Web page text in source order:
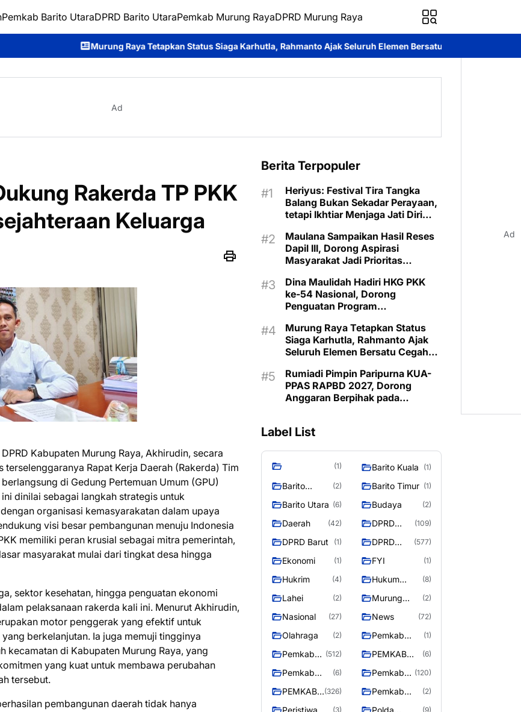
Pemkab Barito UtaraDPRD Barito UtaraPemkab Murung RayaDPRD Murung Raya
Raya Tetapkan Status Siaga Karhutla, Rahmanto Ajak Seluruh Elemen Bersatu Cegah Bencana Perkuat Sinergi dan
Ad
Rakerda TP PKK
Keluarga
Kabupaten Murung Raya, Akhirudin, secara
Rapat Kerja Daerah (Rakerda) Tim
di Gedung Pertemuan Umum (GPU)
dinilai sebagai langkah strategis untuk
organisasi kemasyarakatan dalam upaya
visi besar pembangunan menuju Indonesia
memiliki peran krusial sebagai mitra pemerintah,
masyarakat mulai dari tingkat desa hingga
sektor kesehatan, hingga penguatan ekonomi
pelaksanaan rakerda kali ini. Menurut Akhirudin,
motor penggerak yang efektif untuk
berkelanjutan. Ia juga memuji tingginya
kecamatan di Kabupaten Murung Raya, yang
yang kuat untuk membawa perubahan
tersebut.
pembangunan daerah tidak hanya
Berita Terpopuler
Heriyus: Festival Tira Tangka
Balang Bukan Sekadar Perayaan,
tetapi Ikhtiar Menjaga Jati Diri
Maulana Sampaikan Hasil Reses
Dapil III, Dorong Aspirasi
Masyarakat Jadi Prioritas
Dina Maulidah Hadiri HKG PKK
ke-54 Nasional, Dorong
Penguatan Program
Murung Raya
Murung Raya Tetapkan Status
Siaga Karhutla, Rahmanto Ajak
Seluruh Elemen Bersatu Cegah
Rumiadi Pimpin Paripurna KUA-
PPAS RAPBD 2027, Dorong
Anggaran Berpihak pada
Label List
(1) Barito Kuala (1)
Barito
(2) Barito Timur (1)
Barito Utara (6) Budaya (2)
Daerah (42)
DPRD
Utara
(109)
DPRD Barut (1)
DPRD
RAYA
(577)
Ekonomi (1) FYI (1)
Hukrim (4)
Hukum
(8)
Lahei (2)
Murung
(2)
Nasional (27) News (72)
Olahraga (2)
Pemkab
(1)
Pemkab
Utara
(512)
PEMKAB
UTARA
(6)
Pemkab
(6)
Pemkab
Raya
(120)
PEMKAB
(326)
Pemkab
(2)
Peristiwa (3)
Polda
(9)
Ad